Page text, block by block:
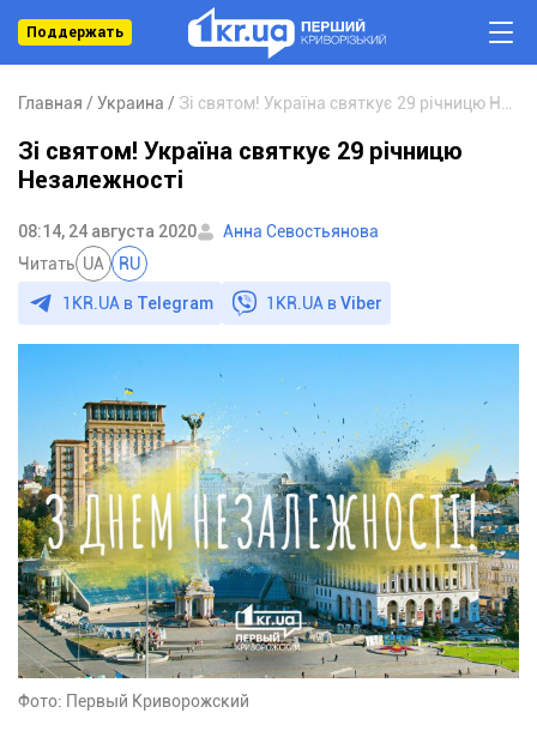
Поддержать
Главная Украина
Зі святом! Україна святкує 29 річницю
Незалежності
08:14, 24 августа 2020
Анна Севостьянова
Читать UA RU
1KR.UA в Telegram 1KR.UA вViber
Фото: Первый Криворожский